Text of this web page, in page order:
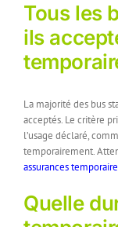
Tous les
ils
La majorité des bus
acceptés. Le critère
l’usage déclaré,
temporairement.
assurances
Quelle